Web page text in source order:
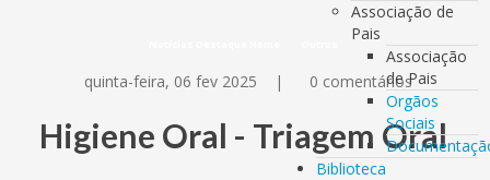
Associação de
Pais
Associação
de Pais
Orgãos
Sociais
Biblioteca
quinta-feira, 06 fev 2025 | 0 comentários
Higiene Oral - Triagem Oral